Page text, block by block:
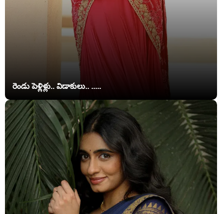
రెండు పెళ్లిళ్లు.. విడాకులు.. .....